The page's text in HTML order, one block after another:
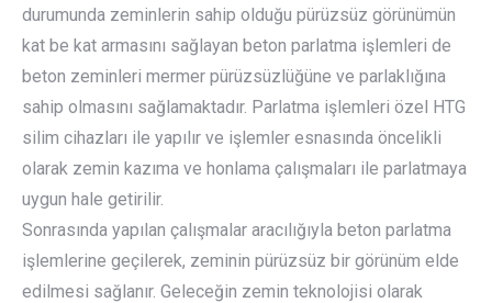
durumunda zeminlerin sahip olduğu pürüzsüz görünümün
kat be kat armasını sağlayan beton parlatma işlemleri de
beton zeminleri mermer pürüzsüzlüğüne ve parlaklığına
sahip olmasını sağlamaktadır. Parlatma işlemleri özel HTG
silim cihazları ile yapılır ve işlemler esnasında öncelikli
olarak zemin kazıma ve honlama çalışmaları ile parlatmaya
uygun hale getirilir.
Sonrasında yapılan çalışmalar aracılığıyla beton parlatma
işlemlerine geçilerek, zeminin pürüzsüz bir görünüm elde
edilmesi sağlanır. Geleceğin zemin teknolojisi olarak